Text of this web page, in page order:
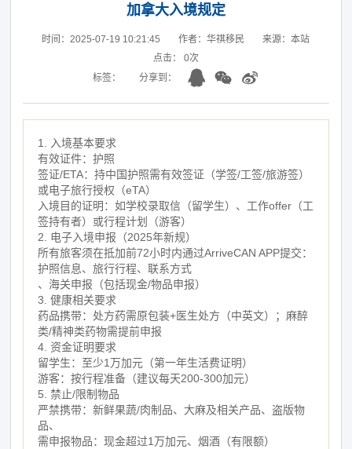
加拿大入境规定
时间：2025-07-19 10:21:45 作者：华祺移民
来源：本站
点击： 0次
标签：
分享到：
1. 入境基本要求
有效证件：护照
签证/ETA：持中国护照需有效签证（学签/工签/旅游签）
或电子旅行授权（eTA）
入境目的证明：如学校录取信（留学生）、工作offer（工
签持有者）或行程计划（游客）
2. 电子入境申报（2025年新规）
所有旅客须在抵加前72小时内通过ArriveCAN APP提交：
护照信息、旅行行程、联系方式
、海关申报（包括现金/物品申报）
3. 健康相关要求
药品携带：处方药需原包装+医生处方（中英文）；麻醉
类/精神类药物需提前申报
4. 资金证明要求
留学生：至少1万加元（第一年生活费证明）
游客：按行程准备（建议每天200-300加元）
5. 禁止/限制物品
严禁携带：新鲜果蔬/肉制品、大麻及相关产品、盗版物
品、
需申报物品：现金超过1万加元、烟酒（有限额）